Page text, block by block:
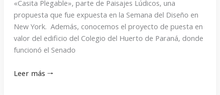
«Casita Plegable», parte de Paisajes Lúdicos, una
propuesta que fue expuesta en la Semana del Diseño en
New York. Además, conocemos el proyecto de puesta en
valor del edificio del Colegio del Huerto de Paraná, donde
funcionó el Senado
Leer más 🠒